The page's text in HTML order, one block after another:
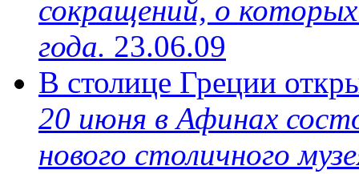
сокращений, о
года. 23.06.09
В столице Греции
20 июня в Афинах
нового столичного